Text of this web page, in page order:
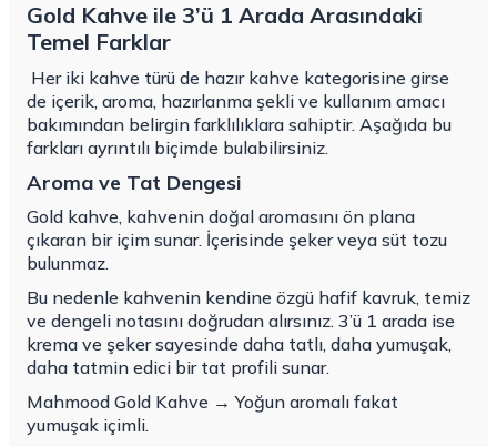
Gold Kahve ile 3’ü 1 Arada Arasındaki
Temel Farklar
Her iki kahve türü de hazır kahve kategorisine girse
de içerik, aroma, hazırlanma şekli ve kullanım amacı
bakımından belirgin farklılıklara sahiptir. Aşağıda bu
farkları ayrıntılı biçimde bulabilirsiniz.
Aroma ve Tat Dengesi
Gold kahve, kahvenin doğal aromasını ön plana
çıkaran bir içim sunar. İçerisinde şeker veya süt tozu
bulunmaz.
Bu nedenle kahvenin kendine özgü hafif kavruk, temiz
ve dengeli notasını doğrudan alırsınız. 3’ü 1 arada ise
krema ve şeker sayesinde daha tatlı, daha yumuşak,
daha tatmin edici bir tat profili sunar.
Mahmood Gold Kahve → Yoğun aromalı fakat
yumuşak içimli.